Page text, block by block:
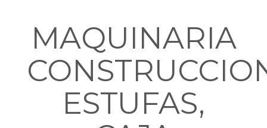
MAQUINARIA
ESTUFAS,